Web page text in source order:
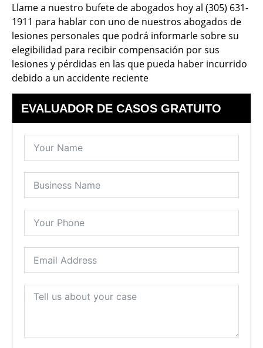
Llame a nuestro bufete de abogados hoy al (305) 631-
1911 para hablar con uno de nuestros abogados de
lesiones personales que podrá informarle sobre su
elegibilidad para recibir compensación por sus
lesiones y pérdidas en las que pueda haber incurrido
debido a un accidente reciente
EVALUADOR DE CASOS GRATUITO